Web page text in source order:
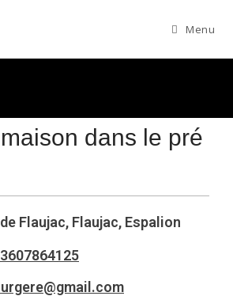
Menu
dans le pré
Flaujac, Flaujac, Espalion